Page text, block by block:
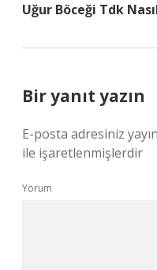
Uğur Böceği Tdk
Bir yanıt yazın
E-posta adresiniz
ile işaretlenmişlerdir
Yorum